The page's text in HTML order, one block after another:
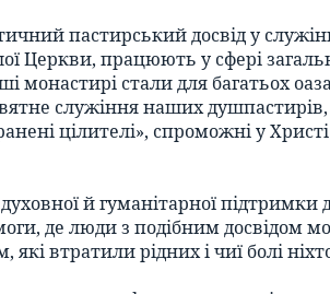
пастирський досвід у
Церкви, працюють у сфері
монастирі стали для багатьох
служіння наших
цілителі», спроможні у
й гуманітарної
де люди з подібним досвідом
які втратили рідних і чиї болі